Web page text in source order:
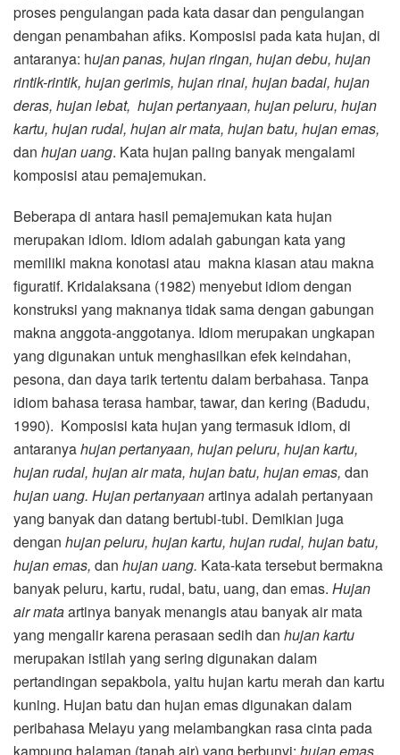
proses pengulangan pada kata dasar dan pengulangan
dengan penambahan afiks. Komposisi pada kata hujan, di
antaranya: hujan panas, hujan ringan, hujan debu, hujan
rintik-rintik, hujan gerimis, hujan rinai, hujan badai, hujan
deras, hujan lebat, hujan pertanyaan, hujan peluru, hujan
kartu, hujan rudal, hujan air mata, hujan batu, hujan emas,
dan hujan uang. Kata hujan paling banyak mengalami
komposisi atau pemajemukan.
Beberapa di antara hasil pemajemukan kata hujan
merupakan idiom. Idiom adalah gabungan kata yang
memiliki makna konotasi atau makna kiasan atau makna
figuratif. Kridalaksana (1982) menyebut idiom dengan
konstruksi yang maknanya tidak sama dengan gabungan
makna anggota-anggotanya. Idiom merupakan ungkapan
yang digunakan untuk menghasilkan efek keindahan,
pesona, dan daya tarik tertentu dalam berbahasa. Tanpa
idiom bahasa terasa hambar, tawar, dan kering (Badudu,
1990). Komposisi kata hujan yang termasuk idiom, di
antaranyahujan pertanyaan, hujan peluru, hujan kartu,
hujan rudal, hujan air mata, hujan batu, hujan emas, dan
hujan uang. Hujan pertanyaanartinya adalah pertanyaan
yang banyak dan datang bertubi-tubi. Demikian juga
dengan hujan peluru, hujan kartu, hujan rudal, hujan batu,
hujan emas, dan hujan uang. Kata-kata tersebut bermakna
banyak peluru, kartu, rudal, batu, uang, dan emas. Hujan
air mataartinya banyak menangis atau banyak air mata
yang mengalir karena perasaan sedih dan hujan kartu
merupakan istilah yang sering digunakan dalam
pertandingan sepakbola, yaitu hujan kartu merah dan kartu
kuning. Hujan batu dan hujan emas digunakan dalam
peribahasa Melayu yang melambangkan rasa cinta pada
kampung halaman (tanah air) yang berbunyi: hujan emas